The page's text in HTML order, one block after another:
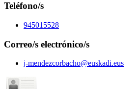
Teléfono/s
945015528
Correo/s electrónico/s
j-mendezcorbacho@euskadi.eus